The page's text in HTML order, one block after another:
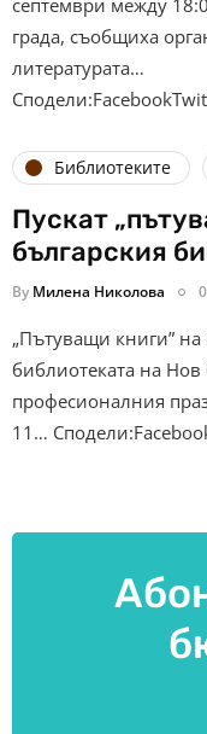
града, съобщиха
литературата…
Библиотеките
Пускат
българския
By Милена Николова
„Пътуващи книги”
библиотеката на Нов
професионалния
11…